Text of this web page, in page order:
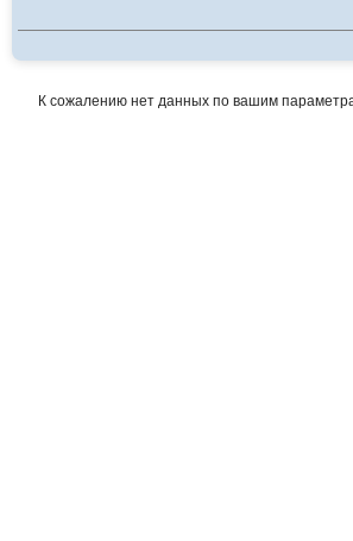
К сожалению нет данных по вашим